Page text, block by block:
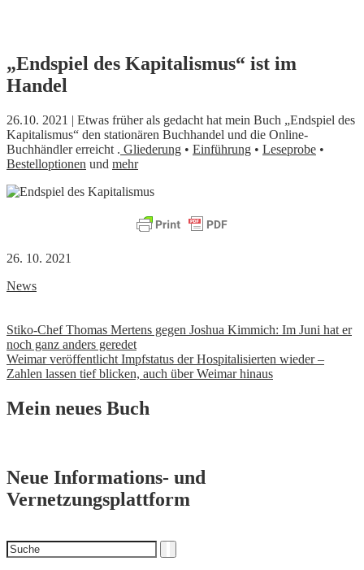
Skip
to
content
„Endspiel des Kapitalismus“ ist im
Handel
26.10. 2021 | Etwas früher als gedacht hat mein Buch „Endspiel des
Kapitalismus“ den stationären Buchhandel und die Online-
Buchhändler erreicht . Gliederung • Einführung • Leseprobe •
Bestelloptionen und mehr
26. 10. 2021
News
Beitrags-
Navigation
Stiko-Chef Thomas Mertens gegen Joshua Kimmich: Im Juni hat er
noch ganz anders geredet
Weimar veröffentlicht Impfstatus der Hospitalisierten wieder –
Zahlen lassen tief blicken, auch über Weimar hinaus
Mein neues Buch
Neue Informations- und
Vernetzungsplattform
Suchen
nach